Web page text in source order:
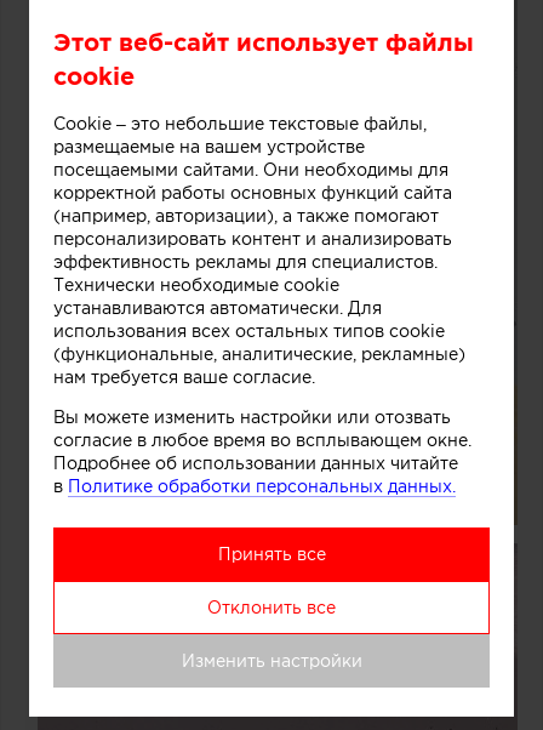
Этот веб-сайт использует файлы
cookie
Cookie – это небольшие текстовые файлы,
размещаемые на вашем устройстве
посещаемыми сайтами. Они необходимы для
корректной работы основных функций сайта
(например, авторизации), а также помогают
персонализировать контент и анализировать
эффективность рекламы для специалистов.
Технически необходимые cookie
устанавливаются автоматически. Для
использования всех остальных типов cookie
(функциональные, аналитические, рекламные)
нам требуется ваше согласие.
Вы можете изменить настройки или отозвать
согласие в любое время во всплывающем окне.
Подробнее об использовании данных читайте
в Политике обработки персональных данных.
Принять все
Отклонить все
Изменить настройки